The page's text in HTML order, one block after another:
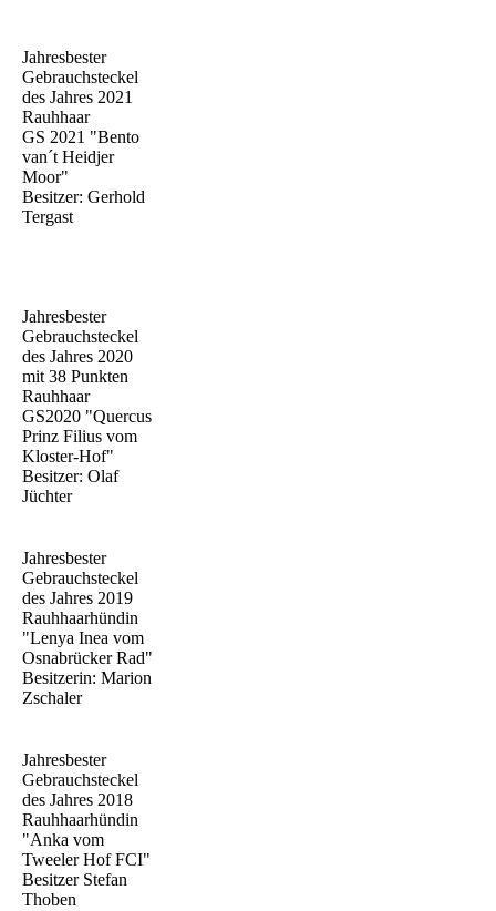
Jahresbester
Gebrauchsteckel
des Jahres 2021
Rauhhaar
GS 2021 "Bento
van´t Heidjer
Moor"
Besitzer: Gerhold
Tergast
Jahresbester
Gebrauchsteckel
des Jahres 2020
mit 38 Punkten
Rauhhaar
GS2020 "Quercus
Prinz Filius vom
Kloster-Hof"
Besitzer: Olaf
Jüchter
Jahresbester
Gebrauchsteckel
des Jahres 2019
Rauhhaarhündin
"Lenya Inea vom
Osnabrücker Rad"
Besitzerin: Marion
Zschaler
Jahresbester
Gebrauchsteckel
des Jahres 2018
Rauhhaarhündin
"Anka vom
Tweeler Hof FCI"
Besitzer Stefan
Thoben